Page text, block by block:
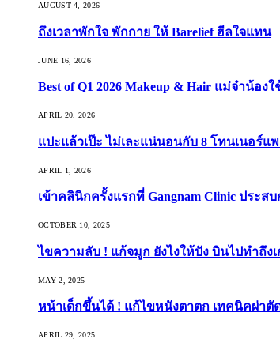
AUGUST 4, 2026
ถึงเวลาพักใจ พักกาย ให้ Barelief ฮีลใจแทน
JUNE 16, 2026
Best of Q1 2026 Makeup & Hair แม่จ๋าน้อง
APRIL 20, 2026
แปะแล้วเป๊ะ ไม่เละแน่นอนกับ 8 โทนเนอร์แ
APRIL 1, 2026
เข้าคลินิกครั้งแรกที่ Gangnam Clinic ประส
OCTOBER 10, 2025
ไขความลับ ! แก้จมูก ยังไงให้ปัง บินไปทำถึงเ
MAY 2, 2025
หน้าเด็กขึ้นได้ ! แก้ไขหนังตาตก เทคนิคผ่า
APRIL 29, 2025